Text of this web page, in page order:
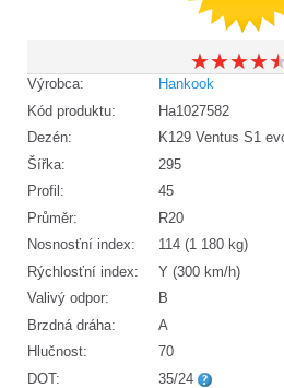
★★★★
★★★★
Výrobca:
Hankook
Kód produktu:
Ha1027582
Dezén:
K129 Ventus S1
Šířka:
295
Profil:
45
Průměr:
R20
Nosnosťní index:
114 (1 180 kg)
Rýchlosťní index:
Y (300 km/h)
Valivý odpor:
B
Brzdná dráha:
A
Hlučnost:
70
DOT:
35/24